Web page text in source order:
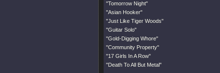
"Tomorrow Night"
"Asian Hooker"
"Just Like Tiger Woods"
"Guitar Solo"
"Gold-Digging Whore"
"Community Property"
"17 Girls In A Row"
"Death To All But Metal"